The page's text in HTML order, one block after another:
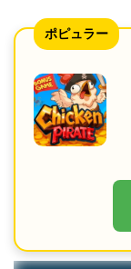
ス
ポピュラー